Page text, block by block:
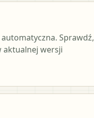
Sprawdź,
aktualnej wersji